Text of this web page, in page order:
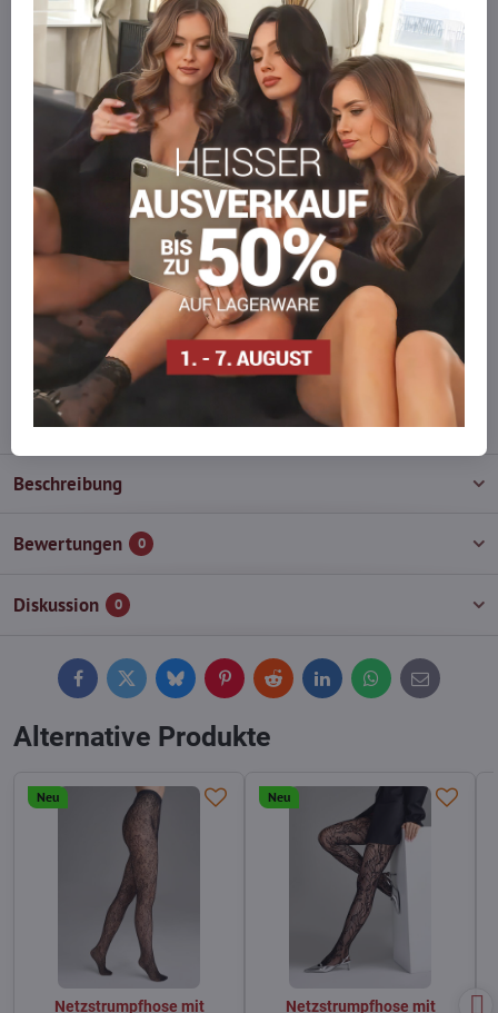
SICHERE ZAHLUNGEN
Gesicherte Online-Zahlungen
Ware auf Lager
Wir versenden sofort
Werden Sie Teil von everlady
Werden Sie Teil von everlady und genießen Sie einen5 %
Mitgliedervorteil bei jedem Einkauf.
Der Vorteil wird automatisch im Warenkorb angewendet.
Möchten Sie mehr bestellen, als wir
auf Lager haben?
Zögern Sie nicht, uns zu kontaktieren, wir füllen die Ware für Sie
wieder auf!
info​@everlady​.eu
Beschreibung
Bewertungen 0
Diskussion 0
FacebookTwitterBlueskyPinterestReddit LinkedInWhatsApp
E-
mail
Alternative Produkte
Neu
Netzstrumpfhose mit
Neu
Netzstrumpfhose mit